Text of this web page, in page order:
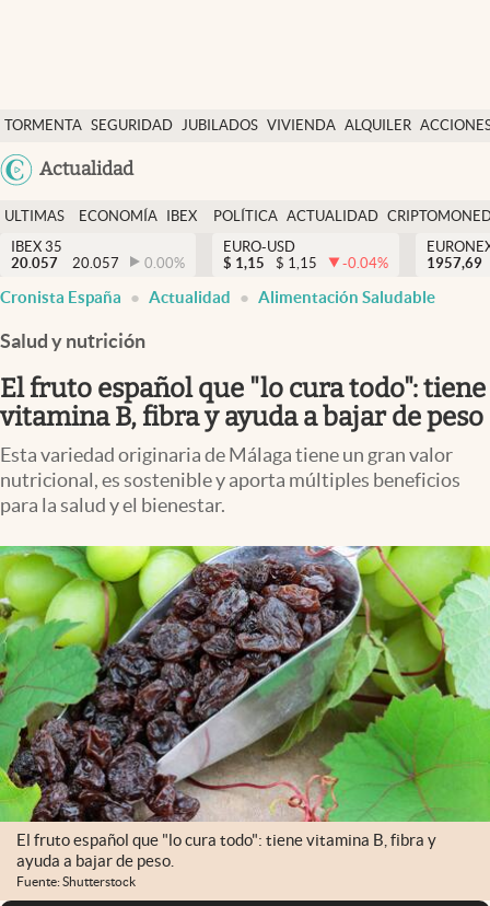
TORMENTA SEGURIDAD JUBILADOS VIVIENDA ALQUILER
USA
Colombia
Actualidad
Economía y finanzas
Política
Actualidad
Criptomonedas
España
ULTIMAS
NOTICIAS
ECONOMÍA
FINANZAS
IBEX
EURO
POLÍTICA ACTUALIDAD
IBEX 35
20.057
20.057 0.00%
EURO-USD
$ 1,15 $ 1,15 -0.04%
1957,69
Cronista España Actualidad Alimentación Saludable
Salud y nutrición
El fruto español que "lo cura todo": tiene
vitamina B, fibra y ayuda a bajar de peso
Esta variedad originaria de Málaga tiene un gran valor
nutricional, es sostenible y aporta múltiples beneficios
para la salud y el bienestar.
El fruto español que "lo cura todo": tiene vitamina B, fibra y
ayuda a bajar de peso.
Fuente: Shutterstock